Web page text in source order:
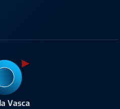
Vasca